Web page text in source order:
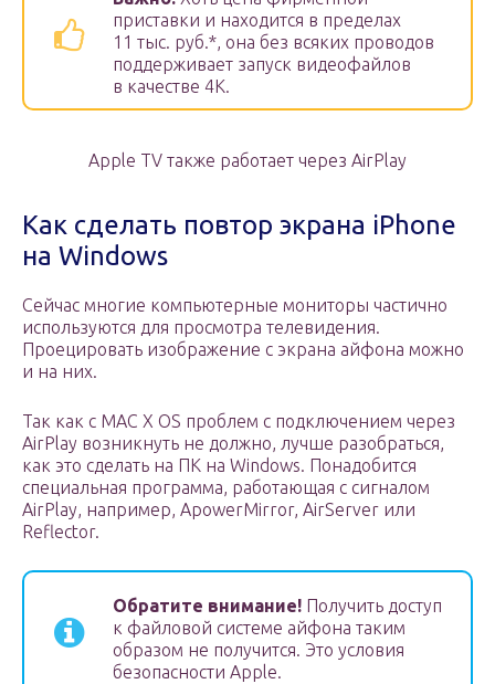
приставки и находится в пределах
11 тыс. руб.*, она без всяких проводов
поддерживает запуск видеофайлов
в качестве 4К.
Apple TV также работает через AirPlay
Как сделать повтор экрана iPhone
на Windows
Сейчас многие компьютерные мониторы частично
используются для просмотра телевидения.
Проецировать изображение с экрана айфона можно
и на них.
Так как с MAC X OS проблем с подключением через
AirPlay возникнуть не должно, лучше разобраться,
как это сделать на ПК на Windows. Понадобится
специальная программа, работающая с сигналом
AirPlay, например, ApowerMirror, AirServer или
Reflector.
Обратите внимание! Получить доступ
к файловой системе айфона таким
образом не получится. Это условия
безопасности Apple.